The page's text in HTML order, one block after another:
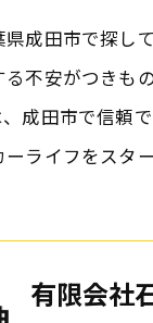
成田市で探し
不安がつきも
成田市で信頼
ライフをスタ
有限会社